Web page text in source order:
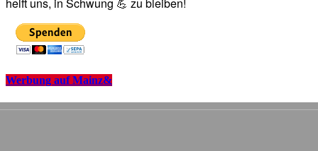
Werbung auf Mainz&